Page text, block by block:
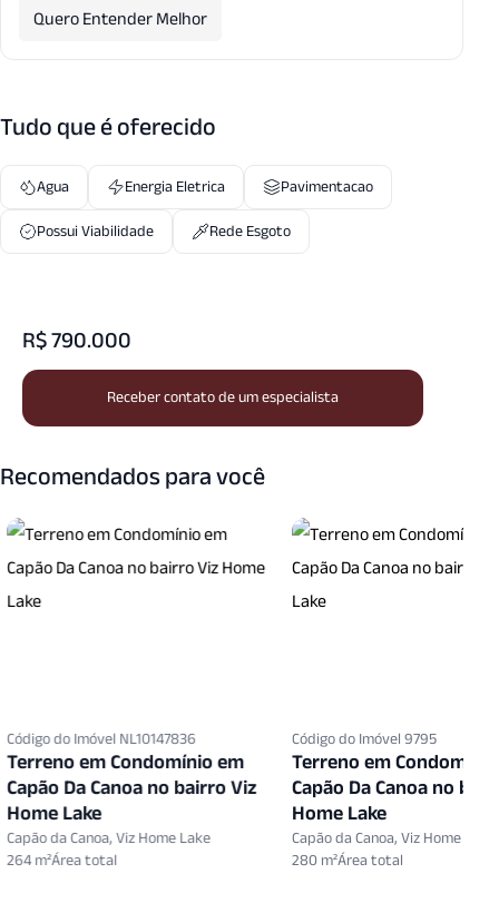
Quero Entender Melhor
Tudo que é oferecido
Agua Energia Eletrica
Pavimentacao
Possui Viabilidade
Rede Esgoto
R$ 790.000
Receber contato de um especialista
Recomendados para você
Código do Imóvel 9795
Terreno em Condomínio em
Capão Da Canoa no bairro Viz
Home Lake
Capão da Canoa, Viz Home Lake
280 m²
Código do Imóvel 9523
Terreno em
Capão Da Canoa no
Home Lake
Capão da Canoa, Viz Home
260 m²